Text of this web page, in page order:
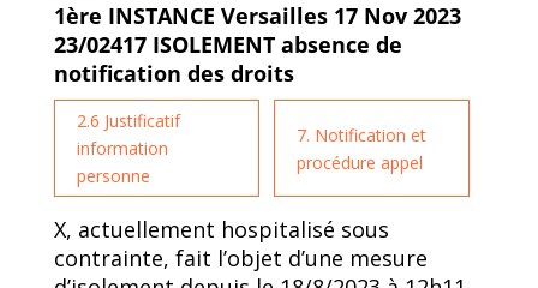
1ère INSTANCE Versailles 17 Nov 2023
23/02417 ISOLEMENT absence de
notification des droits
2.6 Justificatif
information
personne
7. Notification et
procédure appel
X, actuellement hospitalisé sous
contrainte, fait l’objet d’une mesure